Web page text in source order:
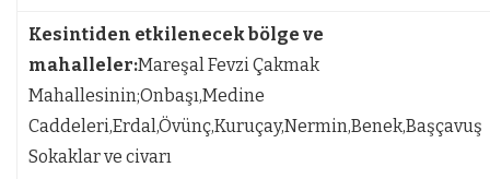
Kesintiden etkilenecek bölge ve
mahalleler:Mareşal Fevzi Çakmak
Mahallesinin;Onbaşı,Medine
Caddeleri,Erdal,Övünç,Kuruçay,Nermin,Benek,Başçavuş
Sokaklar ve civarı